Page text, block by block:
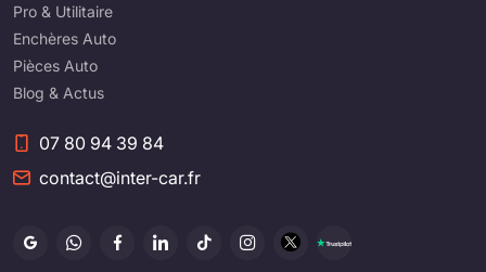
Pro & Utilitaire
Enchères Auto
Pièces Auto
Blog & Actus
07 80 94 39 84
contact@inter-car.fr